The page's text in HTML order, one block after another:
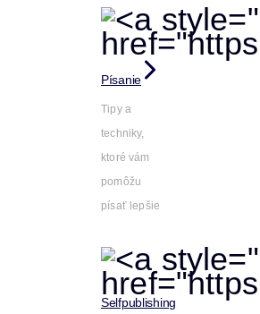
Písanie
Tipy a
techniky,
ktoré vám
pomôžu
písať lepšie
Selfpublishing